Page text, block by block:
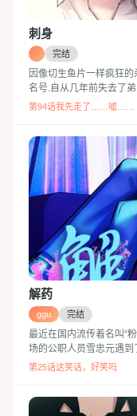
刺身
完结
因像切生鱼片一样疯狂的
名号.自从几年前失去了
一个在他看来外貌,实力,
第94话我先走了……嘘……
解药
ggu 完结
最近在国内流传着名叫“
场的公职人员雪忠元遇
下也不交出违禁品，所
而引起的一系列事情的故
第25话这笑话，好笑吗